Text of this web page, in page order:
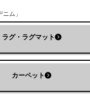
ラグ・ラグマット
カーペット